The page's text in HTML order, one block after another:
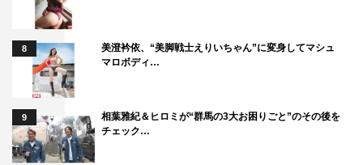
8
美澄衿依、“美脚戦士えりいちゃん”に変身してマシュ
マロボディ…
9
相葉雅紀＆ヒロミが“群馬の3大お困りごと”のその後を
チェック…